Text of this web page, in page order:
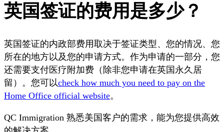
英国签证的费用是多少？
英国签证的内政部费用取决于签证类型、您的情况、您
所在的地方以及您的申请方式。作为申请的一部分，您
还需要支付医疗附加费（除非您申请在英国永久居
留）。您可以check how much you need to pay on the
Home Office official website。
QC Immigration 熟悉美国客户的需求，能为您提供高效